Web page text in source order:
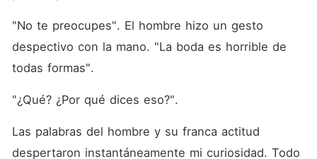
"No te preocupes". El hombre hizo un gesto
despectivo con la mano. "La boda es horrible de
todas formas".
"¿Qué? ¿Por qué dices eso?".
Las palabras del hombre y su franca actitud
despertaron instantáneamente mi curiosidad. Todo